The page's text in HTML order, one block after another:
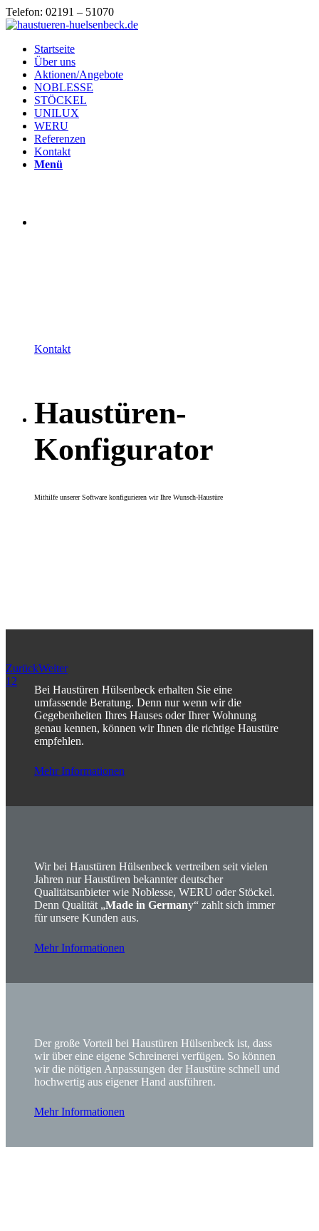
Telefon: 02191 – 51070
Startseite
Über uns
Aktionen/Angebote
NOBLESSE
STÖCKEL
UNILUX
WERU
Referenzen
Kontakt
Menü
Kontakt
Haustüren-
Konfigurator
Mithilfe unserer Software konfigurieren wir Ihre Wunsch-Haustüre
ZurückWeiter
1 2
Bei Haustüren Hülsenbeck erhalten Sie eine
umfassende Beratung. Denn nur wenn wir die
Gegebenheiten Ihres Hauses oder Ihrer Wohnung
genau kennen, können wir Ihnen die richtige Haustüre
empfehlen.
Mehr Informationen
Wir bei Haustüren Hülsenbeck vertreiben seit vielen
Jahren nur Haustüren bekannter deutscher
Qualitätsanbieter wie Noblesse, WERU oder Stöckel.
Denn Qualität „Made in Germany“ zahlt sich immer
für unsere Kunden aus.
Mehr Informationen
Der große Vorteil bei Haustüren Hülsenbeck ist, dass
wir über eine eigene Schreinerei verfügen. So können
wir die nötigen Anpassungen der Haustüre schnell und
hochwertig aus eigener Hand ausführen.
Mehr Informationen